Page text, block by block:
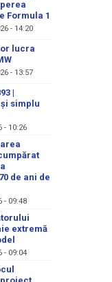
Formula 1
- 14:20
lucra
- 13:57
|
simplu
- 10:26
de ani de
- 09:48
extremă
- 09:04